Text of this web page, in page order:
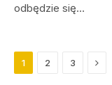
odbędzie się…
1 2 3 Next